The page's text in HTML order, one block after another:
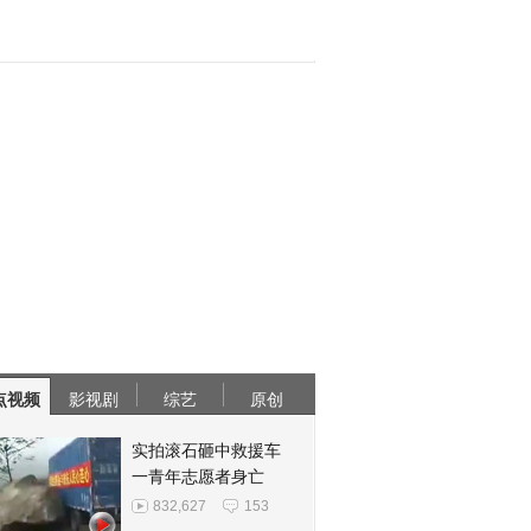
视频 影视剧 综艺 原创
实拍滚石砸中救援车
一青年志愿者身亡
832,627 153